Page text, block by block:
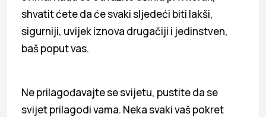
shvatit ćete da će svaki sljedeći biti lakši,
sigurniji, uvijek iznova drugačiji i jedinstven,
baš poput vas.
Ne prilagođavajte se svijetu, pustite da se
svijet prilagodi vama. Neka svaki vaš pokret